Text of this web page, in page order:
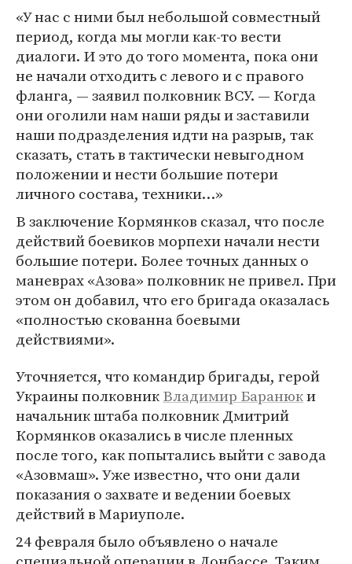
«У нас с ними был небольшой совместный
период, когда мы могли как-то вести
диалоги. И это до того момента, пока они
не начали отходить с левого и с правого
фланга, — заявил полковник ВСУ. — Когда
они оголили нам наши ряды и заставили
наши подразделения идти на разрыв, так
сказать, стать в тактически невыгодном
положении и нести большие потери
личного состава, техники…»
В заключение Кормянков сказал, что после
действий боевиков морпехи начали нести
большие потери. Более точных данных о
маневрах «Азова» полковник не привел. При
этом он добавил, что его бригада оказалась
«полностью скованна боевыми
действиями».
Уточняется, что командир бригады, герой
Украины полковникВладимир Баранюки
начальник штаба полковник Дмитрий
Кормянков оказались в числе пленных
после того, как попытались выйти с завода
«Азовмаш». Уже известно, что они дали
показания о захвате и ведении боевых
действий в Мариуполе.
24 февраля было объявлено о начале